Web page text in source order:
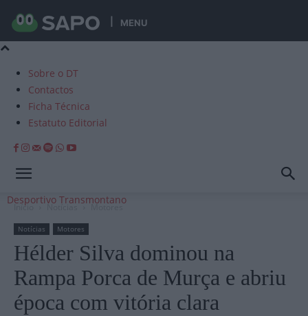
MENU
Sobre o DT
Contactos
Ficha Técnica
Estatuto Editorial
Desportivo Transmontano
Início Notícias Motores
Notícias Motores
Hélder Silva dominou na
Rampa Porca de Murça e abriu
época com vitória clara